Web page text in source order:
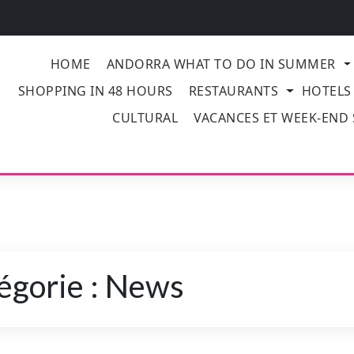
HOME
ANDORRA WHAT TO DO IN SUMMER
SHOPPING IN 48 HOURS
RESTAURANTS
CULTURAL
VACANCES ET WEEK-
: News